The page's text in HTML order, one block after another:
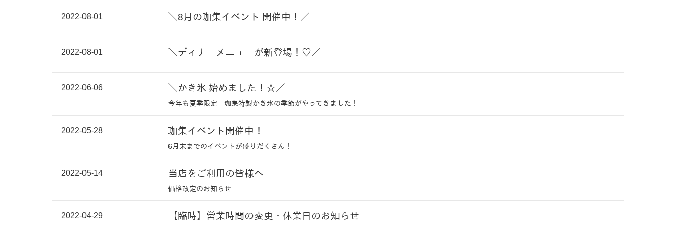
2022-08-01 ＼8月の珈集イベント 開催中！／
2022-08-01 ＼ディナーメニューが新登場！♡／
2022-06-06 ＼かき氷 始めました！☆／
今年も夏季限定 珈集特製かき氷の季節がやってきました！
2022-05-28 珈集イベント開催中！
6月末までのイベントが盛りだくさん！
2022-05-14 当店をご利用の皆様へ
価格改定のお知らせ
2022-04-29 【臨時】営業時間の変更・休業日のお知らせ